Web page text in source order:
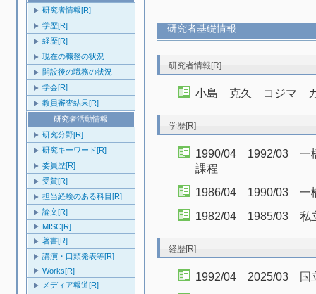
研究者情報[R]
学歴[R]
経歴[R]
現在の職務の状況
開設後の職務の状況
学会[R]
教員審査結果[R]
研究者活動情報
研究分野[R]
研究キーワード[R]
委員歴[R]
受賞[R]
担当経験のある科目[R]
論文[R]
MISC[R]
著書[R]
講演・口頭発表等[R]
Works[R]
メディア報道[R]
研究者基礎情報
研究者情報[R]
小島 克久 コジマ
学歴[R]
1990/04 1992/03 一
課程
1986/04 1990/03 一
1982/04 1985/03 私
経歴[R]
1992/04 2025/03 国